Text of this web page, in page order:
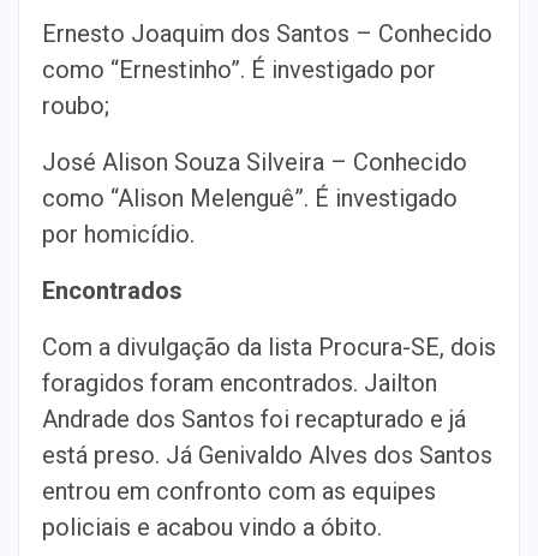
Ernesto Joaquim dos Santos – Conhecido
como “Ernestinho”. É investigado por
roubo;
José Alison Souza Silveira – Conhecido
como “Alison Melenguê”. É investigado
por homicídio.
Encontrados
Com a divulgação da lista Procura-SE, dois
foragidos foram encontrados. Jailton
Andrade dos Santos foi recapturado e já
está preso. Já Genivaldo Alves dos Santos
entrou em confronto com as equipes
policiais e acabou vindo a óbito.